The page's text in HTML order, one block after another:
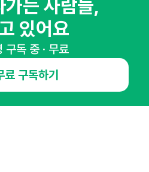
의
인사이터 신청
가는 사람들,
있어요
독 중 · 무료
료 구독하기